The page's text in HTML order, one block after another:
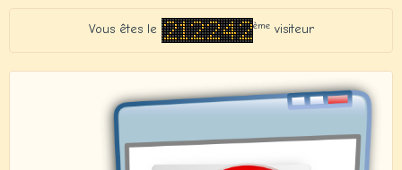
Vous êtes le èmevisiteur